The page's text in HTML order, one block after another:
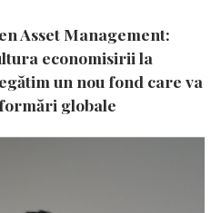
Asset Management:
economisirii la
un nou fond care va
globale